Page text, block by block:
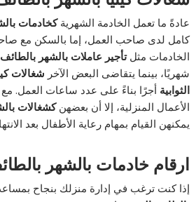
عادةً ما تعمل الخادمة الشهريةكخادمات
كامل لدى صاحب العمل، إما بالسكن مع
الخادمات مثلتأجير عاملات بالشهر
شهريًا، بينما يتقاضى البعض الآخر شغالات
الثوابية أجرًا بناءً على عدد ساعات العمل.
الأعمال المنزلية، إلا أن بعضهنكشغالات
يمكنهن القيام بمهام رعاية الأطفال بعد
ارقام خادمات بالشهر
إذا كنت ترغب في إدارة منزلك بنجاح